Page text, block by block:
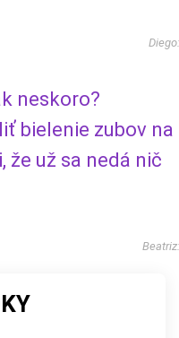
Diego:
neskoro?
bielenie zubov na
že už sa nedá nič
Beatriz: